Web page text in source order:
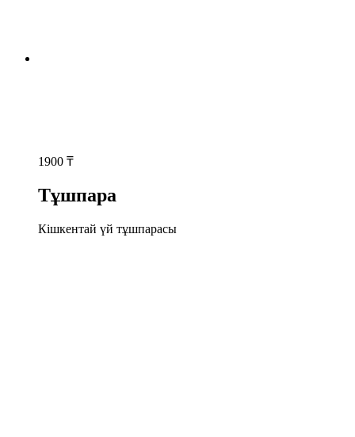
1900 ₸
Тұшпара
Кішкентай үй тұшпарасы